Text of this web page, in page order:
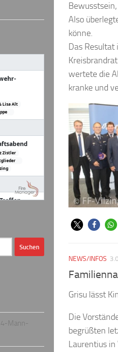
Also
könne.
Das Resultat
wertete die
kranke und
NEWS/INFOS
Grisu lässt
Die
begrüßten
Laurentius in
4-Mann-